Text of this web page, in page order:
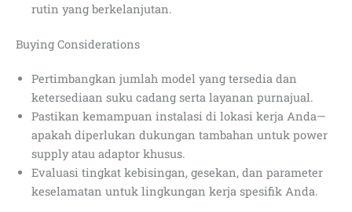
rutin yang berkelanjutan.
Buying Considerations
Pertimbangkan jumlah model yang tersedia dan
ketersediaan suku cadang serta layanan purnajual.
Pastikan kemampuan instalasi di lokasi kerja Anda—
apakah diperlukan dukungan tambahan untuk power
supply atau adaptor khusus.
Evaluasi tingkat kebisingan, gesekan, dan parameter
keselamatan untuk lingkungan kerja spesifik Anda.